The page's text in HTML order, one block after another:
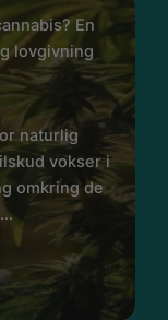
En
lovgivning
naturlig
vokser i
omkring de